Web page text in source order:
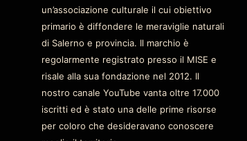
un’associazione culturale il cui obiettivo
primario è diffondere le meraviglie naturali
di Salerno e provincia. Il marchio è
regolarmente registrato presso il MISE e
risale alla sua fondazione nel 2012. Il
nostro canale YouTube vanta oltre 17.000
iscritti ed è stato una delle prime risorse
per coloro che desideravano conoscere